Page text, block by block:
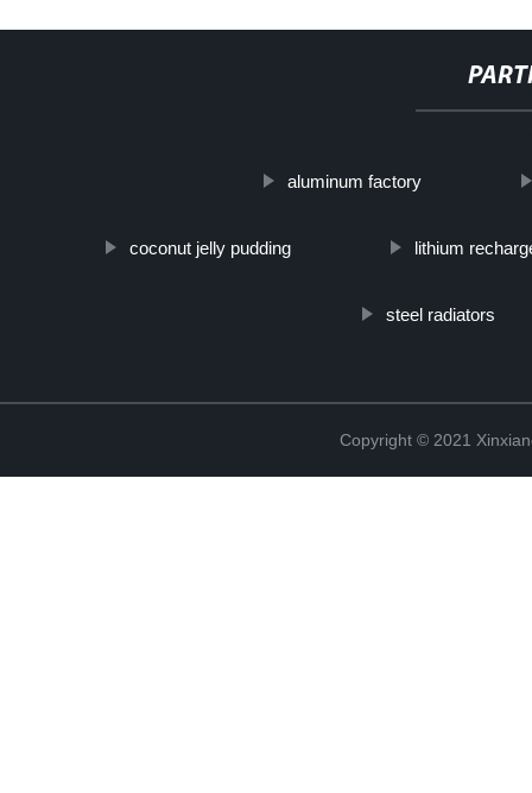
aluminum factory
coconut jelly pudding lithium
steel radiators
Copyright © 2021